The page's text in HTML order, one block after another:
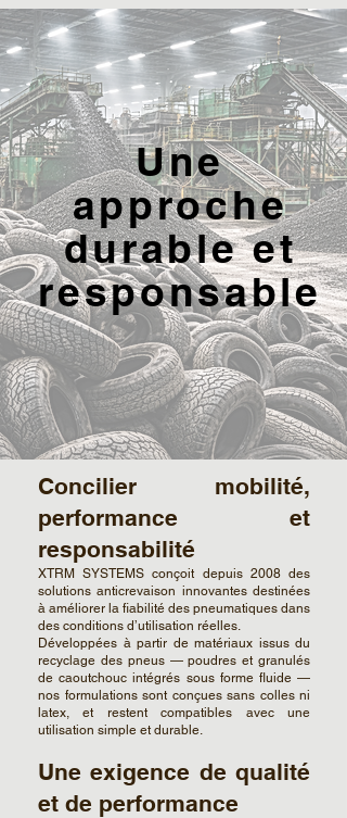
Une
approche
durable et
responsable
Concilier mobilité,
performance et
responsabilité
XTRM SYSTEMS conçoit depuis 2008 des
solutions anticrevaison innovantes destinées
à améliorer la fiabilité des pneumatiques dans
des conditions d’utilisation réelles.
Développées à partir de matériaux issus du
recyclage des pneus — poudres et granulés
de caoutchouc intégrés sous forme fluide —
nos formulations sont conçues sans colles ni
latex, et restent compatibles avec une
utilisation simple et durable.
Une exigence de qualité
et de performance